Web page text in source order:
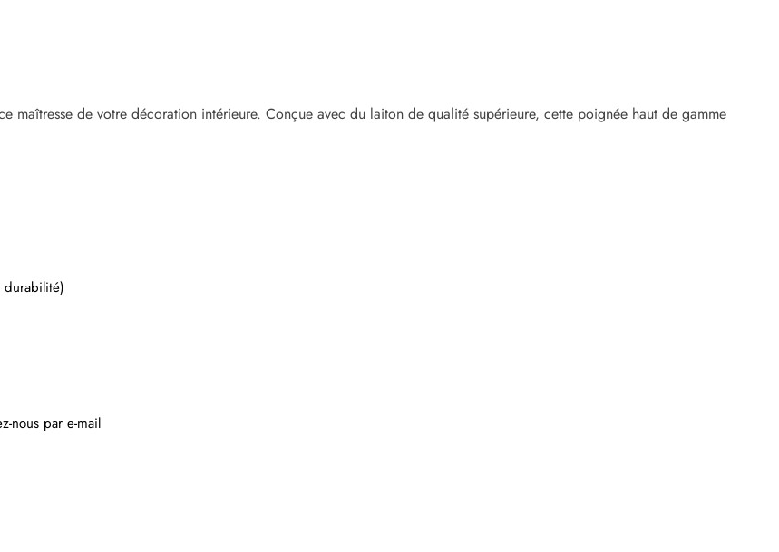
maîtresse de votre décoration intérieure. Conçue avec du laiton de qualité supérieure, cette poignée haut de gamme
durabilité)
nous par e-mail